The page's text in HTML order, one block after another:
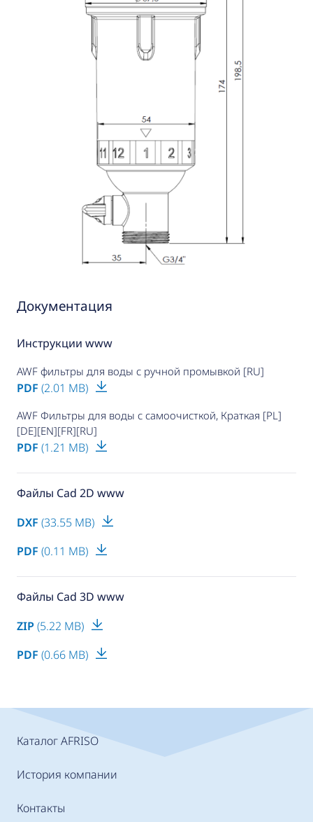
Документация
Инструкции www
AWF фильтры для воды с ручной промывкой [RU]
PDF (2.01 MB)
AWF Фильтры для воды с самоочисткой, Краткая [PL]
[DE][EN][FR][RU]
PDF (1.21 MB)
Файлы Cad 2D www
DXF (33.55 MB)
PDF (0.11 MB)
Файлы Cad 3D www
ZIP (5.22 MB)
PDF (0.66 MB)
Каталог AFRISO
История компании
Контакты